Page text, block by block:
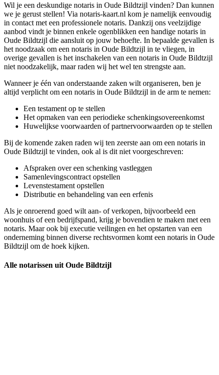
Wil je een deskundige notaris in Oude Bildtzijl vinden? Dan kunnen
we je gerust stellen! Via notaris-kaart.nl kom je namelijk eenvoudig
in contact met een professionele notaris. Dankzij ons veelzijdige
aanbod vindt je binnen enkele ogenblikken een handige notaris in
Oude Bildtzijl die aansluit op jouw behoefte. In bepaalde gevallen is
het noodzaak om een notaris in Oude Bildtzijl in te vliegen, in
overige gevallen is het inschakelen van een notaris in Oude Bildtzijl
niet noodzakelijk, maar raden wij het wel ten strengste aan.
Wanneer je één van onderstaande zaken wilt organiseren, ben je
altijd verplicht om een notaris in Oude Bildtzijl in de arm te nemen:
Een testament op te stellen
Het opmaken van een periodieke schenkingsovereenkomst
Huwelijkse voorwaarden of partnervoorwaarden op te stellen
Bij de komende zaken raden wij ten zeerste aan om een notaris in
Oude Bildtzijl te vinden, ook al is dit niet voorgeschreven:
Afspraken over een schenking vastleggen
Samenlevingscontract opstellen
Levenstestament opstellen
Distributie en behandeling van een erfenis
Als je onroerend goed wilt aan- of verkopen, bijvoorbeeld een
woonhuis of een bedrijfspand, krijg je bovendien te maken met een
notaris. Maar ook bij executie veilingen en het opstarten van een
onderneming binnen diverse rechtsvormen komt een notaris in Oude
Bildtzijl om de hoek kijken.
Alle notarissen uit Oude Bildtzijl